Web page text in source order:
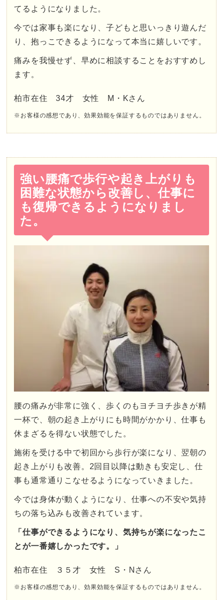
てるようになりました。
今では家事も楽になり、子どもと思いっきり遊んだ
り、抱っこできるようになって本当に嬉しいです。
痛みを我慢せず、早めに相談することをおすすめし
ます。
柏市在住 34才 女性 M・Kさん
※お客様の感想であり、効果効能を保証するものではありません。
強い腰痛で歩行や起き上がりも
困難な状態から改善し、仕事に
も復帰できるようになりまし
た。
腰の痛みが非常に強く、歩くのもヨチヨチ歩きが精
一杯で、朝の起き上がりにも時間がかかり、仕事も
休まざるを得ない状態でした。
施術を受ける中で初回から歩行が楽になり、翌朝の
起き上がりも改善。2回目以降は動きも安定し、仕
事も通常通りこなせるようになっていきました。
今では身体が動くようになり、仕事への不安や気持
ちの落ち込みも改善されています。
「仕事ができるようになり、気持ちが楽になったこ
とが一番嬉しかったです。」
柏市在住 ３５才 女性 S・Nさん
※お客様の感想であり、効果効能を保証するものではありません。